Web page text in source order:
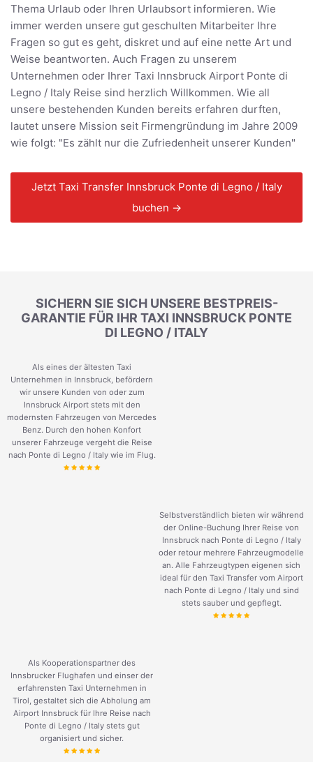
Thema Urlaub oder Ihren Urlaubsort informieren. Wie
immer werden unsere gut geschulten Mitarbeiter Ihre
Fragen so gut es geht, diskret und auf eine nette Art und
Weise beantworten. Auch Fragen zu unserem
Unternehmen oder Ihrer Taxi Innsbruck Airport Ponte di
Legno / Italy Reise sind herzlich Willkommen. Wie all
unsere bestehenden Kunden bereits erfahren durften,
lautet unsere Mission seit Firmengründung im Jahre 2009
wie folgt: "Es zählt nur die Zufriedenheit unserer Kunden"
Jetzt Taxi Transfer Innsbruck Ponte di Legno / Italy
buchen →
SICHERN SIE SICH UNSERE BESTPREIS-
GARANTIE FÜR IHR TAXI INNSBRUCK PONTE
DI LEGNO / ITALY
Als eines der ältesten Taxi
Unternehmen in Innsbruck, befördern
wir unsere Kunden von oder zum
Innsbruck Airport stets mit den
modernsten Fahrzeugen von Mercedes
Benz. Durch den hohen Konfort
unserer Fahrzeuge vergeht die Reise
nach Ponte di Legno / Italy wie im Flug.
Selbstverständlich bieten wir während
der Online-Buchung Ihrer Reise von
Innsbruck nach Ponte di Legno / Italy
oder retour mehrere Fahrzeugmodelle
an. Alle Fahrzeugtypen eigenen sich
ideal für den Taxi Transfer vom Airport
nach Ponte di Legno / Italy und sind
stets sauber und gepflegt.
Als Kooperationspartner des
Innsbrucker Flughafen und einser der
erfahrensten Taxi Unternehmen in
Tirol, gestaltet sich die Abholung am
Airport Innsbruck für Ihre Reise nach
Ponte di Legno / Italy stets gut
organisiert und sicher.